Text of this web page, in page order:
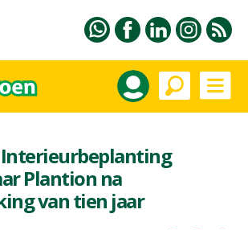
Plantion na
van tien jaar